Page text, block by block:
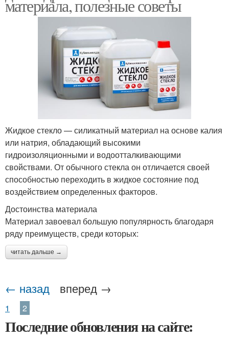
материала, полезные советы
Жидкое стекло — силикатный материал на основе калия
или натрия, обладающий высокими
гидроизоляционными и водоотталкивающими
свойствами. От обычного стекла он отличается своей
способностью переходить в жидкое состояние под
воздействием определенных факторов.
Достоинства материала
Материал завоевал большую популярность благодаря
ряду преимуществ, среди которых:
читать дальше →
← назад вперед →
1 2
Последние обновления на сайте: